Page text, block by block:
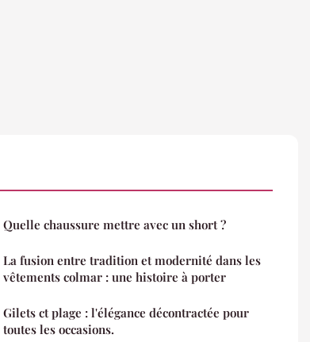
Quelle chaussure mettre avec un short ?
La fusion entre tradition et modernité dans les
vêtements colmar : une histoire à porter
Gilets ct plage : l'élégance décontractée pour
toutes les occasions.